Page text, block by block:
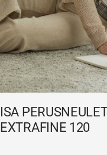
ISA
EXTRAFINE 120